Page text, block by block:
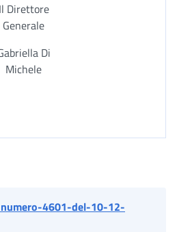
Il Direttore
Generale
Di
Michele
4601-del-10-12-